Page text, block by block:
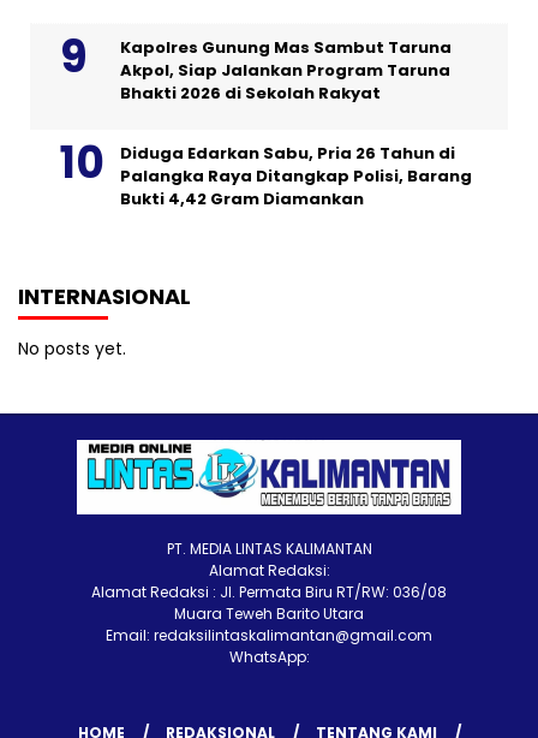
Kapolres Gunung Mas Sambut Taruna
Akpol, Siap Jalankan Program Taruna
Bhakti 2026 di Sekolah Rakyat
Diduga Edarkan Sabu, Pria 26 Tahun di
Palangka Raya Ditangkap Polisi, Barang
Bukti 4,42 Gram Diamankan
INTERNASIONAL
No posts yet.
PT. MEDIA LINTAS KALIMANTAN
Alamat Redaksi:
Alamat Redaksi : Jl. Permata Biru RT/RW: 036/08
Muara Teweh Barito Utara
Email: redaksilintaskalimantan@gmail.com
WhatsApp:
HOME REDAKSIONAL TENTANG KAMI